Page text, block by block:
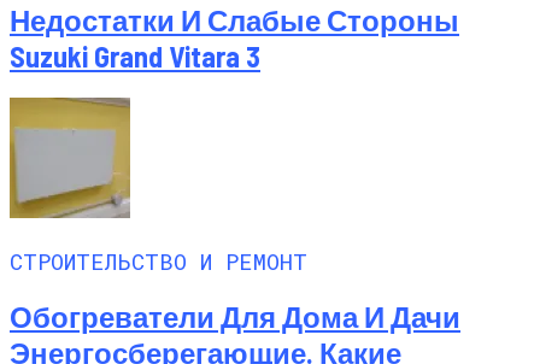
Недостатки И Слабые Стороны
Suzuki Grand Vitara 3
СТРОИТЕЛЬСТВО И РЕМОНТ
Обогреватели Для Дома И Дачи
Энергосберегающие. Какие